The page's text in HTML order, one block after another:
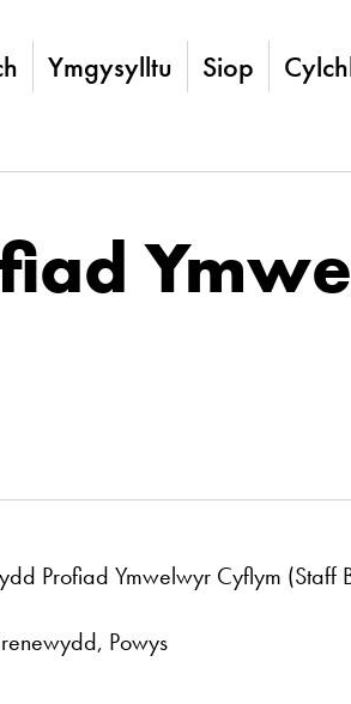
Ymgysylltu Siop
Profiad Ymwelwyr Cyflym (Staff
Powys